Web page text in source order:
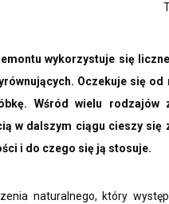
wykorzystuje się
Oczekuje się
Wśród wielu rodzajów
w dalszym ciągu cieszy się
i do czego się ją stosuje.
naturalnego, który